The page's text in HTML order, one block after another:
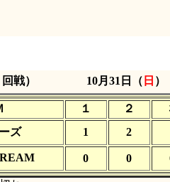
戦） 10月31日（ 日 ）
１ ２
ズ
1 2
0 0